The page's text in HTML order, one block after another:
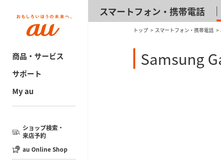
商品・サービス
サポート
My au
ショップ検索・
来店予約
au Online Shop
スマートフォン・携帯電話
トップ スマートフォン・携帯電話
Samsung